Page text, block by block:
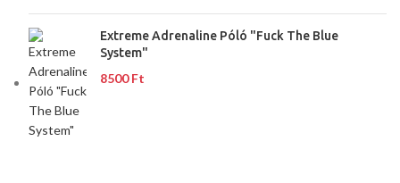
Extreme Adrenaline Póló "Fuck The Blue
System"
8500Ft